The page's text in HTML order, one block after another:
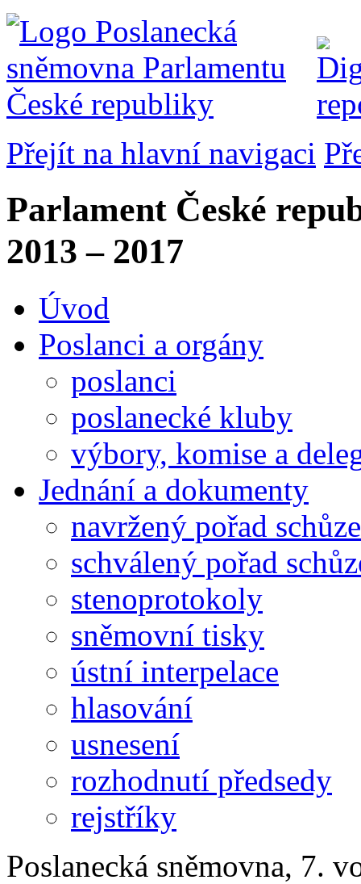
Přejít na hlavní navigaci
Parlament České
2013 – 2017
Úvod
Poslanci a orgány
poslanci
poslanecké kluby
výbory, komise a
Jednání a dokumenty
navržený pořad schůze
schválený pořad
stenoprotokoly
sněmovní tisky
ústní interpelace
hlasování
usnesení
rozhodnutí předsedy
rejstříky
Poslanecká sněmovna, 7.